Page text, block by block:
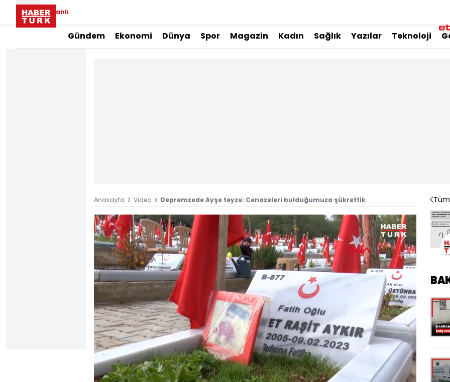
Canlı
Gündem Ekonomi Dünya Spor Magazin Kadın Sağlık Yazılar Teknoloji
Anasayfa Video Depremzede Ayşe teyze: Cenazeleri bulduğumuza şükrettik
Yüklendi:
38.10%